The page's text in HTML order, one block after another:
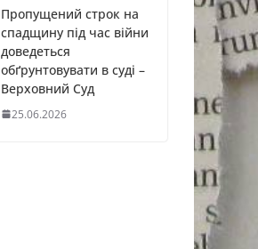
Пропущений строк на
спадщину під час війни
доведеться
обґрунтовувати в суді –
Верховний Суд
25.06.2026